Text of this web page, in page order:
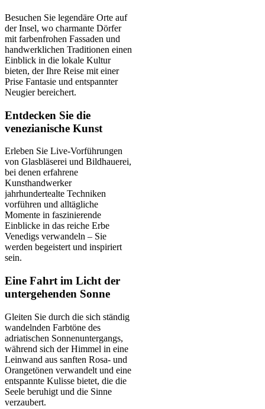
Besuchen Sie legendäre Orte auf
der Insel, wo charmante Dörfer
mit farbenfrohen Fassaden und
handwerklichen Traditionen einen
Einblick in die lokale Kultur
bieten, der Ihre Reise mit einer
Prise Fantasie und entspannter
Neugier bereichert.
Entdecken Sie die
venezianische Kunst
Erleben Sie Live-Vorführungen
von Glasbläserei und Bildhauerei,
bei denen erfahrene
Kunsthandwerker
jahrhundertealte Techniken
vorführen und alltägliche
Momente in faszinierende
Einblicke in das reiche Erbe
Venedigs verwandeln – Sie
werden begeistert und inspiriert
sein.
Eine Fahrt im Licht der
untergehenden Sonne
Gleiten Sie durch die sich ständig
wandelnden Farbtöne des
adriatischen Sonnenuntergangs,
während sich der Himmel in eine
Leinwand aus sanften Rosa- und
Orangetönen verwandelt und eine
entspannte Kulisse bietet, die die
Seele beruhigt und die Sinne
verzaubert.